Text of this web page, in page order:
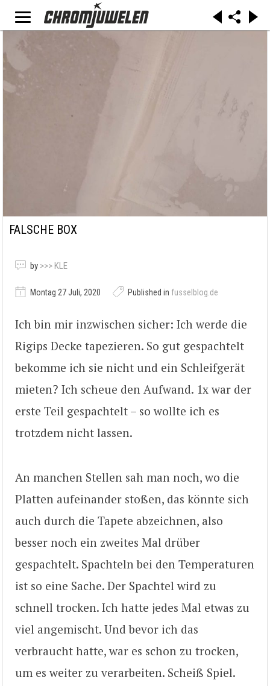
FALSCHE BOX
by >>> KLE
Montag 27 Juli, 2020 Published in fusselblog.de
Ich bin mir inzwischen sicher: Ich werde die
Rigips Decke tapezieren. So gut gespachtelt
bekomme ich sie nicht und ein Schleifgerät
mieten? Ich scheue den Aufwand. 1x war der
erste Teil gespachtelt – so wollte ich es
trotzdem nicht lassen.
An manchen Stellen sah man noch, wo die
Platten aufeinander stoßen, das könnte sich
auch durch die Tapete abzeichnen, also
besser noch ein zweites Mal drüber
gespachtelt. Spachteln bei den Temperaturen
ist so eine Sache. Der Spachtel wird zu
schnell trocken. Ich hatte jedes Mal etwas zu
viel angemischt. Und bevor ich das
verbraucht hatte, war es schon zu trocken,
um es weiter zu verarbeiten. Scheiß Spiel.